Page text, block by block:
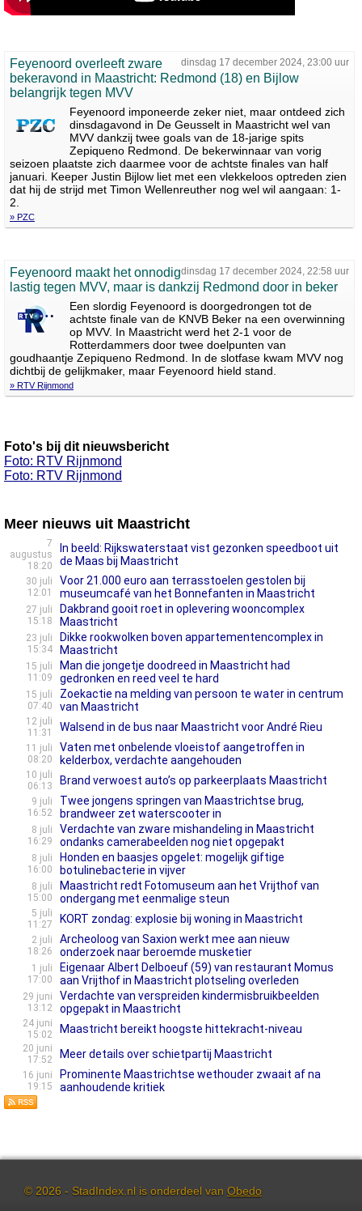
dinsdag 17 december 2024, 23:00 uur
Feyenoord overleeft zware
bekeravond in Maastricht: Redmond (18) en Bijlow
belangrijk tegen MVV
Feyenoord imponeerde zeker niet, maar ontdeed zich
dinsdagavond in De Geusselt in Maastricht wel van
MVV dankzij twee goals van de 18-jarige spits
Zepiqueno Redmond. De bekerwinnaar van vorig
seizoen plaatste zich daarmee voor de achtste finales van half
januari. Keeper Justin Bijlow liet met een vlekkeloos optreden zien
dat hij de strijd met Timon Wellenreuther nog wel wil aangaan: 1-
2.
» PZC
dinsdag 17 december 2024, 22:58 uur
Feyenoord maakt het onnodig
lastig tegen MVV, maar is dankzij Redmond door in beker
Een slordig Feyenoord is doorgedrongen tot de
achtste finale van de KNVB Beker na een overwinning
op MVV. In Maastricht werd het 2-1 voor de
Rotterdammers door twee doelpunten van
goudhaantje Zepiqueno Redmond. In de slotfase kwam MVV nog
dichtbij de gelijkmaker, maar Feyenoord hield stand.
» RTV Rijnmond
Foto's bij dit nieuwsbericht
Foto: RTV Rijnmond
Foto: RTV Rijnmond
Meer nieuws uit Maastricht
7
augustus
18:20
In beeld: Rijkswaterstaat vist gezonken speedboot uit
de Maas bij Maastricht
30 juli
12:01
Voor 21.000 euro aan terrasstoelen gestolen bij
museumcafé van het Bonnefanten in Maastricht
27 juli
15:18
Dakbrand gooit roet in oplevering wooncomplex
Maastricht
23 juli
15:34
Dikke rookwolken boven appartementencomplex in
Maastricht
15 juli
11:09
Man die jongetje doodreed in Maastricht had
gedronken en reed veel te hard
15 juli
07:40
Zoekactie na melding van persoon te water in centrum
van Maastricht
12 juli
11:31
Walsend in de bus naar Maastricht voor André Rieu
11 juli
08:20
Vaten met onbelende vloeistof aangetroffen in
kelderbox, verdachte aangehouden
10 juli
06:13
Brand verwoest auto’s op parkeerplaats Maastricht
9 juli
16:52
Twee jongens springen van Maastrichtse brug,
brandweer zet waterscooter in
8 juli
16:29
Verdachte van zware mishandeling in Maastricht
ondanks camerabeelden nog niet opgepakt
8 juli
16:00
Honden en baasjes opgelet: mogelijk giftige
botulinebacterie in vijver
8 juli
15:00
Maastricht redt Fotomuseum aan het Vrijthof van
ondergang met eenmalige steun
5 juli
11:27
KORT zondag: explosie bij woning in Maastricht
2 juli
18:26
Archeoloog van Saxion werkt mee aan nieuw
onderzoek naar beroemde musketier
1 juli
17:00
Eigenaar Albert Delboeuf (59) van restaurant Momus
aan Vrijthof in Maastricht plotseling overleden
29 juni
13:12
Verdachte van verspreiden kindermisbruikbeelden
opgepakt in Maastricht
24 juni
15:02
Maastricht bereikt hoogste hittekracht-niveau
20 juni
17:52
Meer details over schietpartij Maastricht
16 juni
19:15
Prominente Maastrichtse wethouder zwaait af na
aanhoudende kritiek
© 2026 - StadIndex.nl is onderdeel van Obedo